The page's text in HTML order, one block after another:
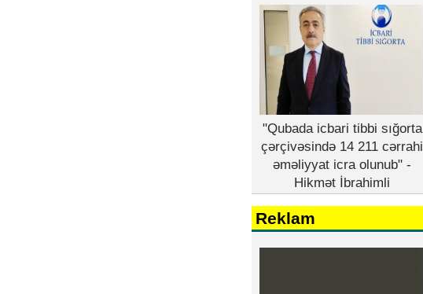
"Qubada icbari tibbi sığorta
çərçivəsində 14 211 cərrahi
əməliyyat icra olunub" -
Hikmət İbrahimli
Reklam